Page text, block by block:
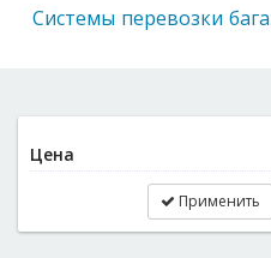
Системы перевозки
Цена
Применить